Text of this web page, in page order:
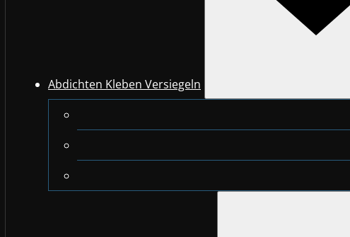
Abdichten Kleben Versiegeln